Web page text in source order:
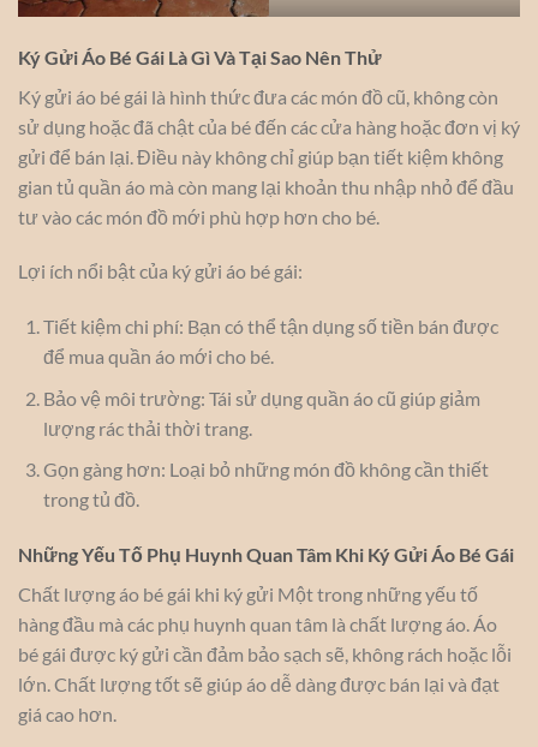
Ký Gửi Áo Bé Gái Là Gì Và Tại Sao Nên Thử
Ký gửi áo bé gái là hình thức đưa các món đồ cũ, không còn
sử dụng hoặc đã chật của bé đến các cửa hàng hoặc đơn vị ký
gửi để bán lại. Điều này không chỉ giúp bạn tiết kiệm không
gian tủ quần áo mà còn mang lại khoản thu nhập nhỏ để đầu
tư vào các món đồ mới phù hợp hơn cho bé.
Lợi ích nổi bật của ký gửi áo bé gái:
Tiết kiệm chi phí: Bạn có thể tận dụng số tiền bán được
để mua quần áo mới cho bé.
Bảo vệ môi trường: Tái sử dụng quần áo cũ giúp giảm
lượng rác thải thời trang.
Gọn gàng hơn: Loại bỏ những món đồ không cần thiết
trong tủ đồ.
Những Yếu Tố Phụ Huynh Quan Tâm Khi Ký Gửi Áo Bé Gái
Chất lượng áo bé gái khi ký gửi Một trong những yếu tố
hàng đầu mà các phụ huynh quan tâm là chất lượng áo. Áo
bé gái được ký gửi cần đảm bảo sạch sẽ, không rách hoặc lỗi
lớn. Chất lượng tốt sẽ giúp áo dễ dàng được bán lại và đạt
giá cao hơn.